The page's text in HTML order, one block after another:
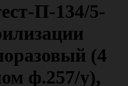
П-134/5-
(4
ф.257/у),